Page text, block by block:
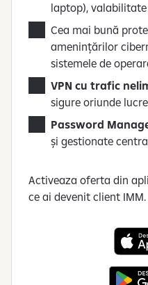
laptop), valabilitate
Cea mai bună
amenințărilor
sistemele de
VPN cu trafic
sigure oriunde
Password
și gestionate
Activeaza oferta din
ce ai devenit client IMM.